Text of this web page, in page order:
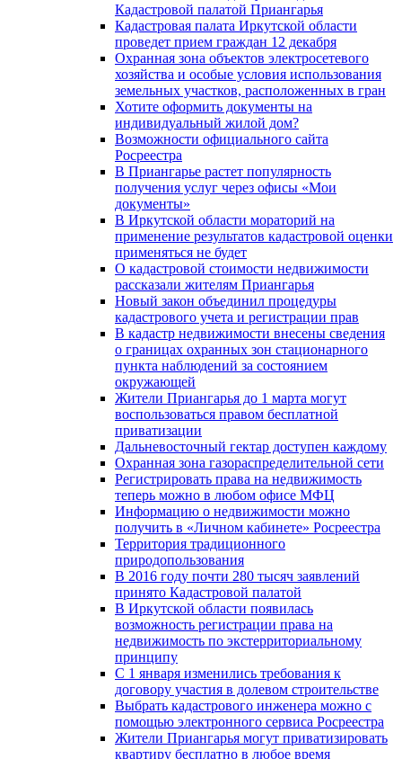
Кадастровой палатой Приангарья
Кадастровая палата Иркутской области
проведет прием граждан 12 декабря
Охранная зона объектов электросетевого
хозяйства и особые условия использования
земельных участков, расположенных в гран
Хотите оформить документы на
индивидуальный жилой дом?
Возможности официального сайта
Росреестра
В Приангарье растет популярность
получения услуг через офисы «Мои
документы»
В Иркутской области мораторий на
применение результатов кадастровой оценки
применяться не будет
О кадастровой стоимости недвижимости
рассказали жителям Приангарья
Новый закон объединил процедуры
кадастрового учета и регистрации прав
В кадастр недвижимости внесены сведения
о границах охранных зон стационарного
пункта наблюдений за состоянием
окружающей
Жители Приангарья до 1 марта могут
воспользоваться правом бесплатной
приватизации
Дальневосточный гектар доступен каждому
Охранная зона газораспределительной сети
Регистрировать права на недвижимость
теперь можно в любом офисе МФЦ
Информацию о недвижимости можно
получить в «Личном кабинете» Росреестра
Территория традиционного
природопользования
В 2016 году почти 280 тысяч заявлений
принято Кадастровой палатой
В Иркутской области появилась
возможность регистрации права на
недвижимость по экстерриториальному
принципу
C 1 января изменились требования к
договору участия в долевом строительстве
Выбрать кадастрового инженера можно с
помощью электронного сервиса Росреестра
Жители Приангарья могут приватизировать
квартиру бесплатно в любое время